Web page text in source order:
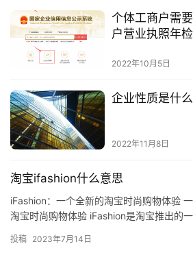
个体工商户需
户营业执照年检
2022年10月5日
企业性质是什么
2022年11月8日
淘宝ifashion什么意思
iFashion：一个全新的淘宝时尚购物体验
淘宝时尚购物体验 iFashion是淘宝推出的
投稿 2023年7月14日